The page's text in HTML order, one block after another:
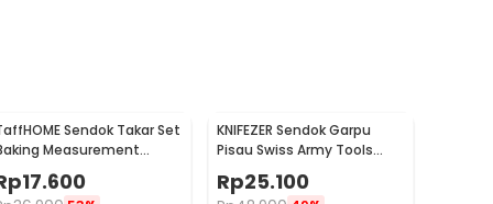
Sendok Takar Set
Measurement
Spoon 0.62-15ml 6 PCS -
17.600
KNIFEZER Sendok Garpu
Pisau Swiss Army Tools
Rp25.100